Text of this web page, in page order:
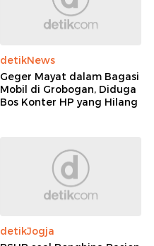
detikNews
Geger Mayat dalam Bagasi
Mobil di Grobogan, Diduga
Bos Konter HP yang Hilang
detikJogja